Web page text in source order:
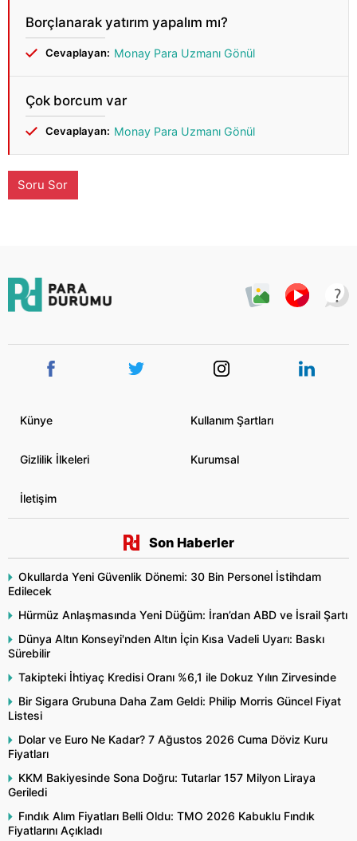
Borçlanarak yatırım yapalım mı?
Cevaplayan: Monay Para Uzmanı Gönül
Çok borcum var
Cevaplayan: Monay Para Uzmanı Gönül
Soru Sor
Künye Kullanım Şartları
Gizlilik İlkeleri Kurumsal
İletişim
Son Haberler
Okullarda Yeni Güvenlik Dönemi: 30 Bin Personel İstihdam
Edilecek
Hürmüz Anlaşmasında Yeni Düğüm: İran’dan ABD ve İsrail Şartı
Dünya Altın Konseyi'nden Altın İçin Kısa Vadeli Uyarı: Baskı
Sürebilir
Takipteki İhtiyaç Kredisi Oranı %6,1 ile Dokuz Yılın Zirvesinde
Bir Sigara Grubuna Daha Zam Geldi: Philip Morris Güncel Fiyat
Listesi
Dolar ve Euro Ne Kadar? 7 Ağustos 2026 Cuma Döviz Kuru
Fiyatları
KKM Bakiyesinde Sona Doğru: Tutarlar 157 Milyon Liraya
Geriledi
Fındık Alım Fiyatları Belli Oldu: TMO 2026 Kabuklu Fındık
Fiyatlarını Açıkladı